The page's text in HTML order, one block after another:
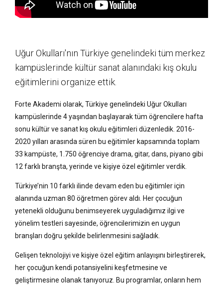
Uğur Okulları'nın Türkiye genelindeki tüm merkez
kampüslerinde kültür sanat alanındaki kış okulu
eğitimlerini organize ettik.
Forte Akademi olarak, Türkiye genelindeki Uğur Okulları
kampüslerinde 4 yaşından başlayarak tüm öğrencilere hafta
sonu kültür ve sanat kış okulu eğitimleri düzenledik. 2016-
2020 yılları arasında süren bu eğitimler kapsamında toplam
33 kampüste, 1.750 öğrenciye drama, gitar, dans, piyano gibi
12 farklı branşta, yerinde ve kişiye özel eğitimler verdik.
Türkiye’nin 10 farklı ilinde devam eden bu eğitimler için
alanında uzman 80 öğretmen görev aldı. Her çocuğun
yetenekli olduğunu benimseyerek uyguladığımız ilgi ve
yönelim testleri sayesinde, öğrencilerimizin en uygun
branşları doğru şekilde belirlenmesini sağladık.
Gelişen teknolojiyi ve kişiye özel eğitim anlayışını birleştirerek,
her çocuğun kendi potansiyelini keşfetmesine ve
geliştirmesine olanak tanıyoruz. Bu programlar, onların hem